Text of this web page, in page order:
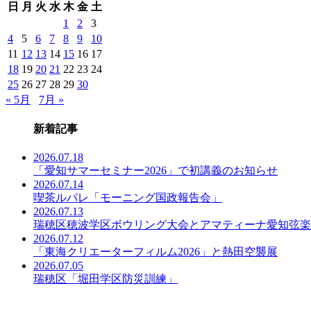
事
覧
日
月 火 水 木 金 土
1
2
3
4
5 6 7 8 9
10
11 12 13 14 15 16 17
18 19 20 21 22 23 24
25 26 27 28 29 30
« 5月
7月 »
新着記事
2026.07.18
「愛知サマーセミナー2026」で初講義のお知らせ
2026.07.14
喫茶ルパレ「モーニング国政報告会」
2026.07.13
瑞穂区穂波学区ボウリング大会とアマティーナ愛知弦
2026.07.12
「東海クリエーターフィルム2026」と熱田空襲展
2026.07.05
瑞穂区「堀田学区防災訓練」